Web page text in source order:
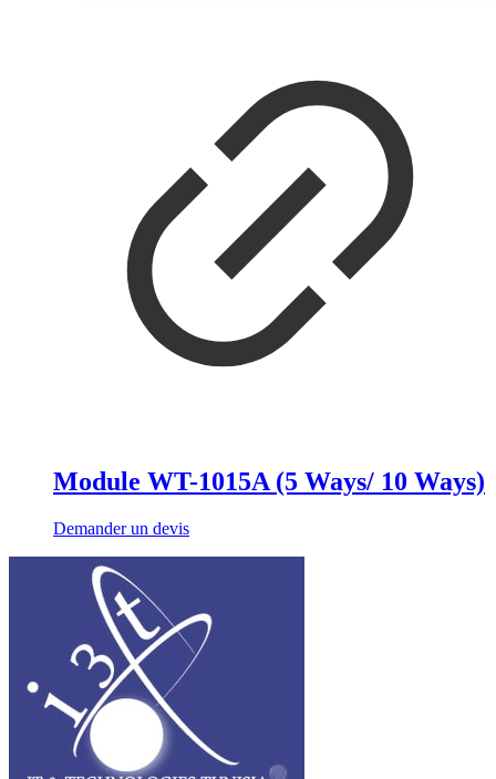
Module WT-1015A (5 Ways/ 10 Ways)
Demander un devis